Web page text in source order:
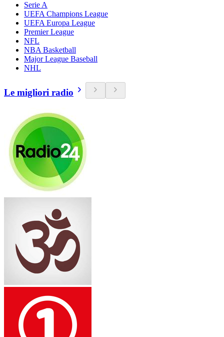
Serie A
UEFA Champions League
UEFA Europa League
Premier League
NFL
NBA Basketball
Major League Baseball
NHL
Le migliori radio